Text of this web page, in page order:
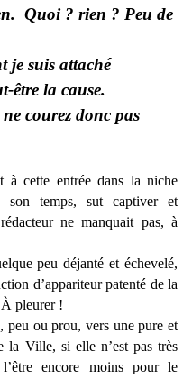
Quoi ? rien ? Peu de
je suis attaché
être la cause.
courez donc pas
à cette entrée dans la niche
son temps, sut captiver et
ne manquait pas, à
peu déjanté et échevelé,
d’appariteur patenté de la
pleurer !
ou prou, vers une pure et
la Ville, si elle n’est pas très
encore moins pour le